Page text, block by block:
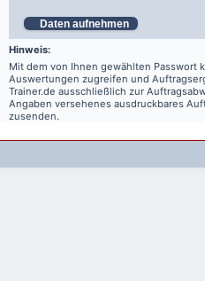
Daten aufnehmen
Hinweis:
Mit dem von Ihnen gewählten Passwort
Auswertungen zugreifen und
Trainer.de ausschließlich zur
Angaben versehenes ausdruckbares
zusenden.